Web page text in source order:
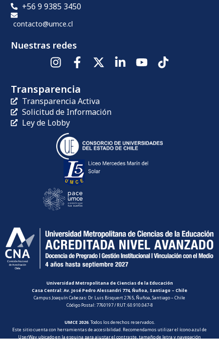
+56 9 9385 3450
contacto@umce.cl
Nuestras redes
Transparencia
Transparencia Activa
Solicitud de Información
Ley de Lobby
Universidad Metropolitana de Ciencias de la Educación
Casa Central: Av. José Pedro Alessandri 774, Ñuñoa, Santiago – Chile
Campus Joaquín Cabezas: Dr. Luis Bisquert 2765, Ñuñoa, Santiago – Chile
Código Postal: 7760197 / RUT: 60.910.047-8
UMCE 2026. Todos los derechos reservados.
Este sitio cuenta con herramientas de accesibilidad. Recomendamos utilizar el ícono azul de
UserWay ubicado en la esquina para ajustar el contraste, tamaño de letra y navegación